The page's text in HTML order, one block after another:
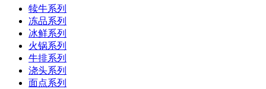
犊牛系列
冻品系列
冰鲜系列
火锅系列
牛排系列
浇头系列
面点系列